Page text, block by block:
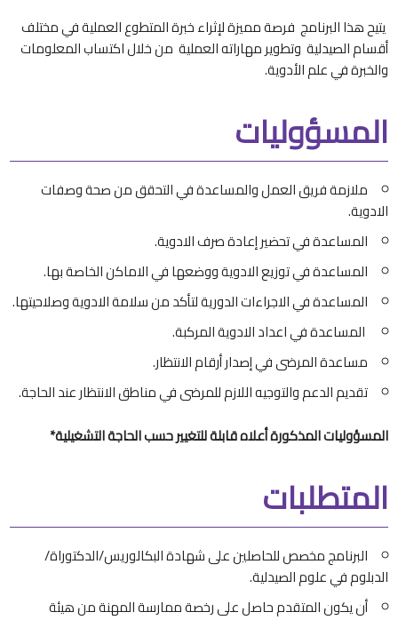
يتيح هذا البرنامج فرصة مميزة لإثراء خبرة المتطوع العملية في مختلف
أقسام الصيدلية وتطوير مهاراته العملية من خلال اكتساب المعلومات
والخبرة في علم الأدوية.
المسؤوليات
ملازمة فريق العمل والمساعدة في التحقق من صحة وصفات
الادوية.
المساعدة في تحضير إعادة صرف الادوية.
المساعدة في توزيع الادوية ووضعها في الاماكن الخاصة بها.
المساعدة في الاجراءات الدورية لتأكد من سلامة الادوية وصلاحيتها.
المساعدة في اعداد الادوية المركبة.
مساعدة المرضى في إصدار أرقام الانتظار.
تقديم الدعم والتوجيه اللازم للمرضى في مناطق الانتظار عند الحاجة.
المسؤوليات المذكورة أعلاه قابلة للتغيير حسب الحاجة التشغيلية*
المتطلبات
البرنامج مخصص للحاصلين على شهادة البكالوريس/الدكتوراة/
الدبلوم في علوم الصيدلية.
أن يكون المتقدم حاصل على رخصة ممارسة المهنة من هيئة